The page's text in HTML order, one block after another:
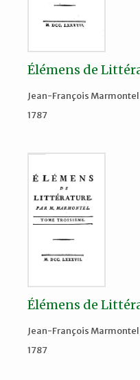
Élémens de
Jean-François Marmontel
1787
Élémens de
Jean-François Marmontel
1787